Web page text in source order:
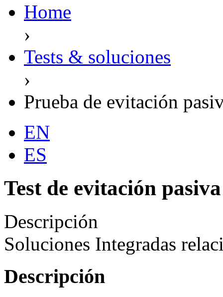
Home
›
Tests & soluciones
›
Prueba de evitación
EN
ES
Test de evitación
Descripción
Soluciones Integradas
Descripción